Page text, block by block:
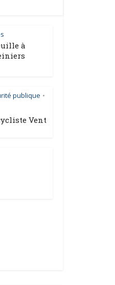
à
publique •
Vent